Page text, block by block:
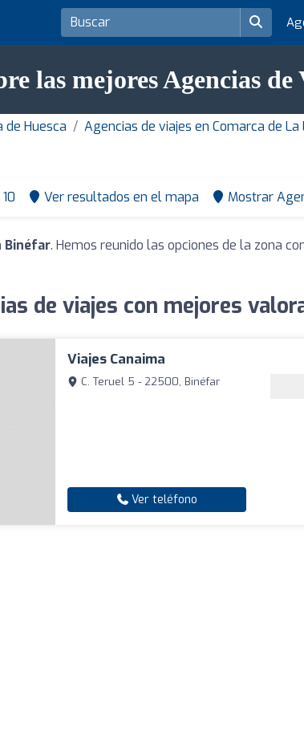
las mejores Agencias
de Huesca Agencias de viajes en Comarca de La
Ver resultados en el mapa Mostrar
Binéfar. Hemos reunido las opciones de la zona
de viajes con mejores
Viajes Canaima
C. Teruel 5 - 22500, Binéfar
Ver teléfono